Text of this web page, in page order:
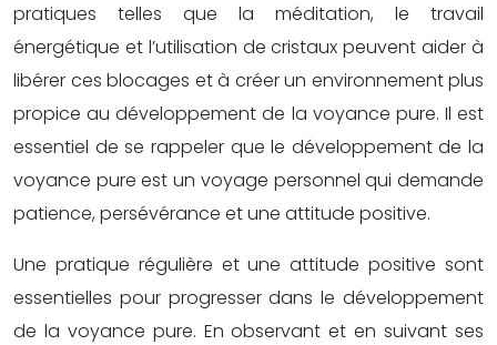
pratiques telles que la méditation, le travail
énergétique et l’utilisation de cristaux peuvent aider à
libérer ces blocages et à créer un environnement plus
propice au développement de la voyance pure. Il est
essentiel de se rappeler que le développement de la
voyance pure est un voyage personnel qui demande
patience, persévérance et une attitude positive.
Une pratique régulière et une attitude positive sont
essentielles pour progresser dans le développement
de la voyance pure. En observant et en suivant ses